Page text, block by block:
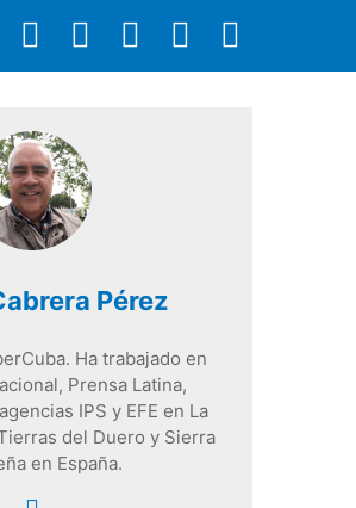
Pérez
Ha trabajado en
Prensa Latina,
IPS y EFE en La
del Duero y Sierra
en España.